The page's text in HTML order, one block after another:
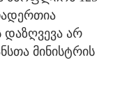
დაზღვევა არ
მინისტრის